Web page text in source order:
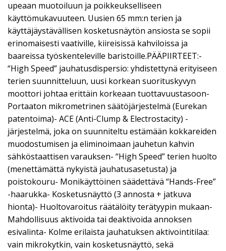
upeaan muotoiluun ja poikkeukselliseen
käyttömukavuuteen. Uusien 65 mm:n terien ja
käyttäjäystävällisen kosketusnäytön ansiosta se sopii
erinomaisesti vaativille, kiireisissä kahviloissa ja
baareissa työskenteleville baristoille.PÄÄPIIRTEET:-
“High Speed” jauhatusdispersio: yhdistettynä erityiseen
terien suunnitteluun, uusi korkean suorituskyvyn
moottori johtaa erittäin korkeaan tuottavuustasoon-
Portaaton mikrometrinen säätöjärjestelmä (Eurekan
patentoima)- ACE (Anti-Clump & Electrostacity) -
järjestelmä, joka on suunniteltu estämään kokkareiden
muodostumisen ja eliminoimaan jauhetun kahvin
sähköstaattisen varauksen- “High Speed” terien huolto
(menettämättä nykyistä jauhatusasetusta) ja
poistokouru- Monikäyttöinen säädettävä “Hands-Free”
-haarukka- Kosketusnäyttö (3 annosta + jatkuva
hionta)- Huoltovaroitus räätälöity terätyypin mukaan-
Mahdollisuus aktivoida tai deaktivoida annoksen
esivalinta- Kolme erilaista jauhatuksen aktivointitilaa:
vain mikrokytkin, vain kosketusnäyttö, sekä